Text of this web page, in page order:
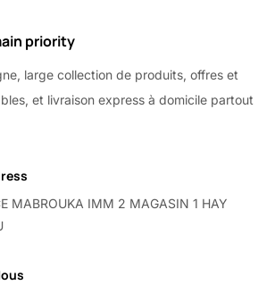
priority
large collection de produits, offres et
et livraison express à domicile partout
MABROUKA IMM 2 MAGASIN 1 HAY